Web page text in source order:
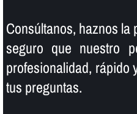
Consúltanos, haznos
seguro que nuestro
profesionalidad, rápido
tus preguntas.